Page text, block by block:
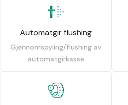
Automatgir flushing
Gjennomspyling/flushing av
automatgirkasse